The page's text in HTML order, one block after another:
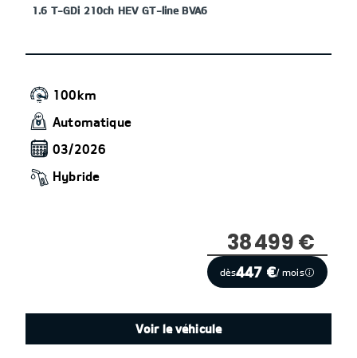
1.6 T-GDi 210ch HEV GT-line BVA6
100km
Automatique
03/2026
Hybride
38 499 €
dès447 €/ mois
Voir le véhicule